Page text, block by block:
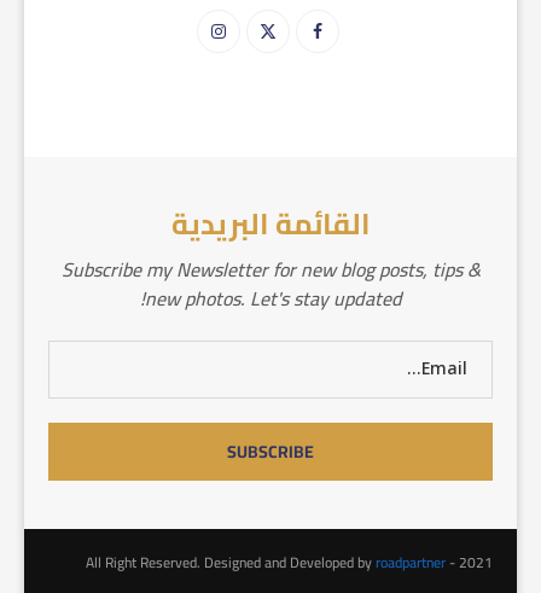
القائمة البريدية
Subscribe my Newsletter for new blog posts, tips &
new photos. Let's stay updated!
2021 - All Right Reserved. Designed and Developed by
roadpartner